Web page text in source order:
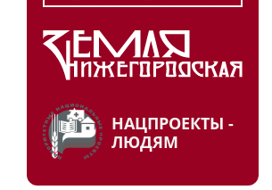
НАЦПРОЕКТЫ -
ЛЮДЯМ